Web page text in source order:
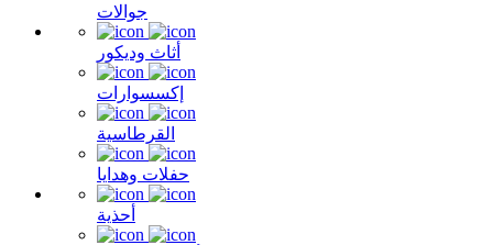
جوالات
أثاث وديكور
إكسسوارات
القرطاسية
حفلات وهدايا
أحذية